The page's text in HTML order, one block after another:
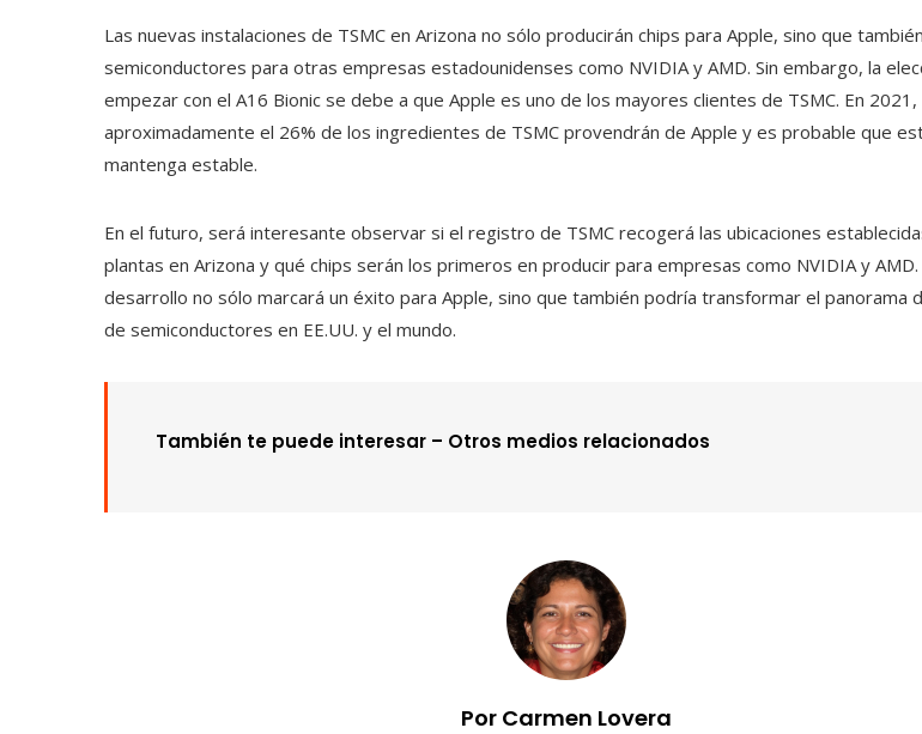
Las nuevas instalaciones de TSMC en Arizona no sólo producirán chips para Apple, sino que
semiconductores para otras empresas estadounidenses como NVIDIA y AMD. Sin embargo, la
empezar con el A16 Bionic se debe a que Apple es uno de los mayores clientes de TSMC. En 2021,
aproximadamente el 26% de los ingredientes de TSMC provendrán de Apple y es probable que
mantenga estable.
En el futuro, será interesante observar si el registro de TSMC recogerá las ubicaciones
plantas en Arizona y qué chips serán los primeros en producir para empresas como NVIDIA y
desarrollo no sólo marcará un éxito para Apple, sino que también podría transformar el panorama
de semiconductores en EE.UU. y el mundo.
También te puede interesar – Otros medios relacionados
Por Carmen Lovera